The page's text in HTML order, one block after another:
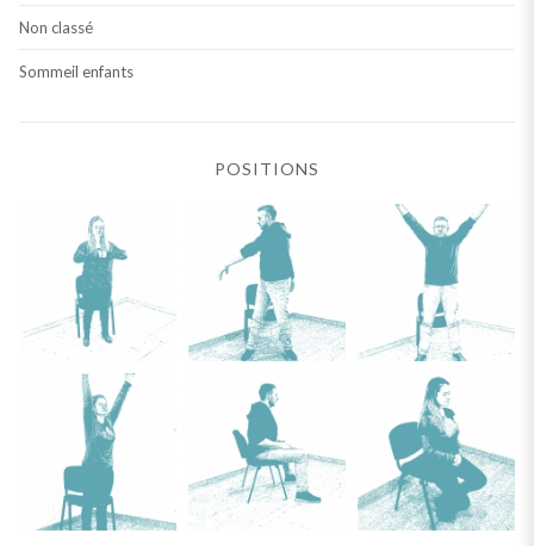
Non classé
Sommeil enfants
POSITIONS